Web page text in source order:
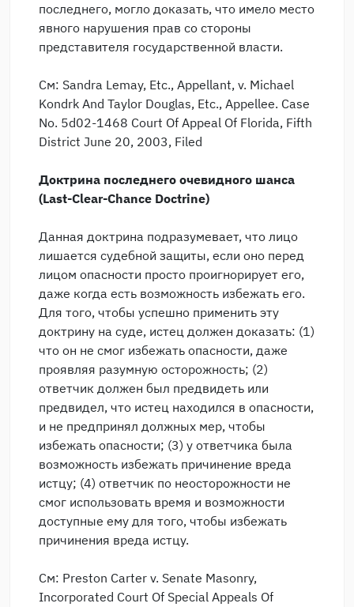
последнего, могло доказать, что имело место
явного нарушения прав со стороны
представителя государственной власти.
См: Sandra Lemay, Etc., Appellant, v. Michael
Kondrk And Taylor Douglas, Etc., Appellee. Case
No. 5d02-1468 Court Of Appeal Of Florida, Fifth
District June 20, 2003, Filed
Доктрина последнего очевидного шанса
(Last-Clear-Chance Doctrine)
Данная доктрина подразумевает, что лицо
лишается судебной защиты, если оно перед
лицом опасности просто проигнорирует его,
даже когда есть возможность избежать его.
Для того, чтобы успешно применить эту
доктрину на суде, истец должен доказать: (1)
что он не смог избежать опасности, даже
проявляя разумную осторожность; (2)
ответчик должен был предвидеть или
предвидел, что истец находился в опасности,
и не предпринял должных мер, чтобы
избежать опасности; (3) у ответчика была
возможность избежать причинение вреда
истцу; (4) ответчик по неосторожности не
смог использовать время и возможности
доступные ему для того, чтобы избежать
причинения вреда истцу.
См: Preston Carter v. Senate Masonry,
Incorporated Court Of Special Appeals Of